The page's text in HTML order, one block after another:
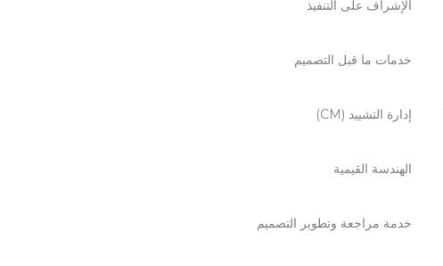
الإشراف على التنفيذ
خدمات ما قبل التصميم
إدارة التشييد (CM)
الهندسة القيمية
خدمة مراجعة وتطوير التصميم